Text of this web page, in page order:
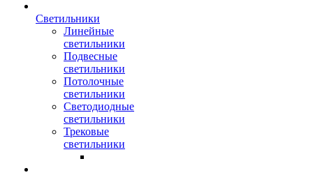
Светильники
Линейные
светильники
Подвесные
светильники
Потолочные
светильники
Светодиодные
светильники
Трековые
светильники